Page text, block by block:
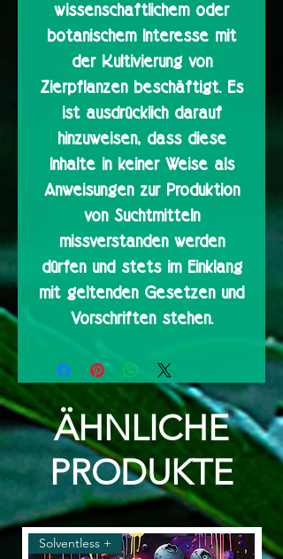
wissenschaftlichem oder
botanischem Interesse mit
der Kultivierung von
Zierpflanzen beschäftigt. Es
ist ausdrücklich darauf
hinzuweisen, dass diese
Inhalte in keiner Weise als
Anweisungen zur Produktion
von Suchtmitteln
missverstanden werden
dürfen und stets im Einklang
mit geltenden Gesetzen und
Vorschriften stehen.
ÄHNLICHE
PRODUKTE
Solventless +